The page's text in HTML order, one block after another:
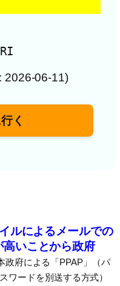
2026-06-11)
く
ルによるメールでの
いことから政府
政府による「PPAP」（パ
ワードを別送する方式）